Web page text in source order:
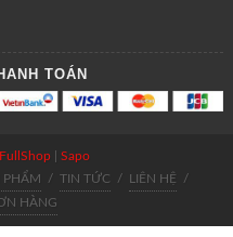
TOÁN
FullShop| Sapo
PHẨM / TIN TỨC / LIÊN HỆ
/
HÀNG